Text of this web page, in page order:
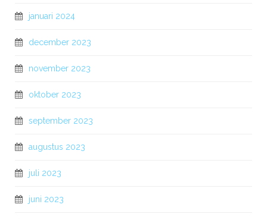
januari 2024
december 2023
november 2023
oktober 2023
september 2023
augustus 2023
juli 2023
juni 2023